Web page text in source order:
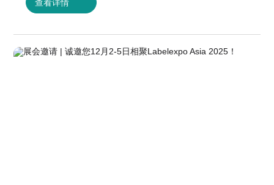
查看详情